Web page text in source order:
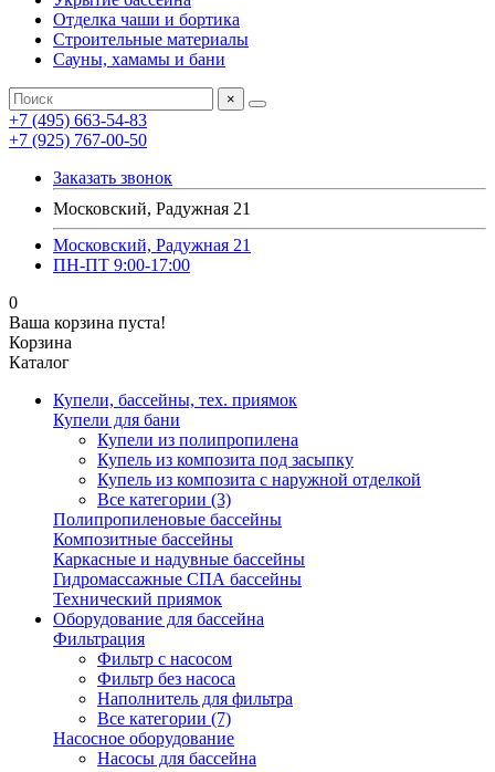
Отделка чаши и бортика
Строительные материалы
Сауны, хамамы и бани
×
+7 (495) 663-54-83
+7 (925) 767-00-50
Заказать звонок
Московский, Радужная 21
Московский, Радужная 21
ПН-ПТ 9:00-17:00
0
Ваша корзина пуста!
Корзина
Каталог
Купели, бассейны, тех. приямок
Купели для бани
Купели из полипропилена
Купель из композита под засыпку
Купель из композита с наружной отделкой
Все категории (3)
Полипропиленовые бассейны
Композитные бассейны
Каркасные и надувные бассейны
Гидромассажные СПА бассейны
Технический приямок
Оборудование для бассейна
Фильтрация
Фильтр с насосом
Фильтр без насоса
Наполнитель для фильтра
Все категории (7)
Насосное оборудование
Насосы для бассейна